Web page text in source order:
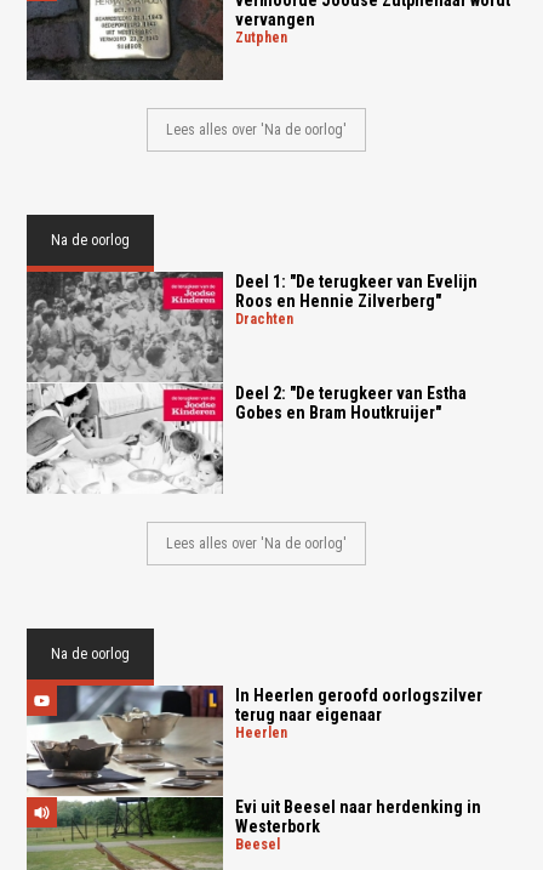
vervangen
zutphen
Lees alles over 'Na de oorlog'
Na de oorlog
Deel 1: "De terugkeer van Evelijn
Roos en Hennie Zilverberg"
drachten
Deel 2: "De terugkeer van Estha
Gobes en Bram Houtkruijer"
Lees alles over 'Na de oorlog'
Na de oorlog
In Heerlen geroofd oorlogszilver
terug naar eigenaar
heerlen
Evi uit Beesel naar herdenking in
Westerbork
beesel